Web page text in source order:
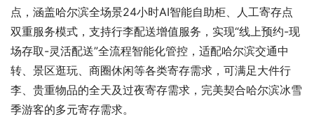
点，涵盖哈尔滨全场景24小时AI智能自助柜、人工寄存点
双重服务模式，支持行李配送增值服务，实现“线上预约-现
场存取-灵活配送”全流程智能化管控，适配哈尔滨交通中
转、景区逛玩、商圈休闲等各类寄存需求，可满足大件行
李、贵重物品的全天及过夜寄存需求，完美契合哈尔滨冰雪
季游客的多元寄存需求。